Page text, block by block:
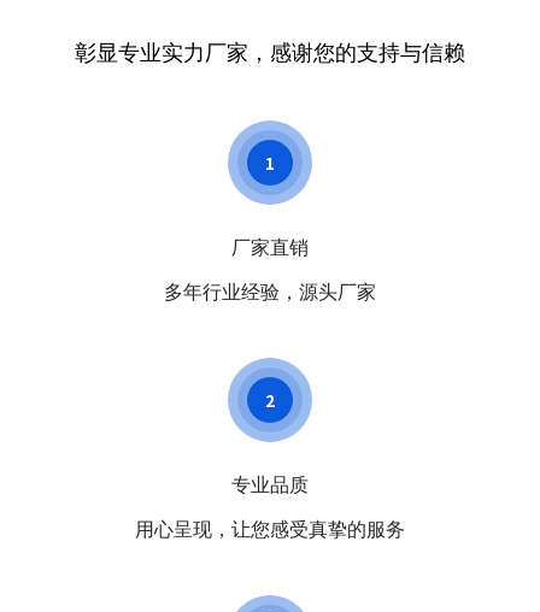
彰显专业实力厂家，感谢您的支持与信赖
1
厂家直销
多年行业经验，源头厂家
2
专业品质
用心呈现，让您感受真挚的服务